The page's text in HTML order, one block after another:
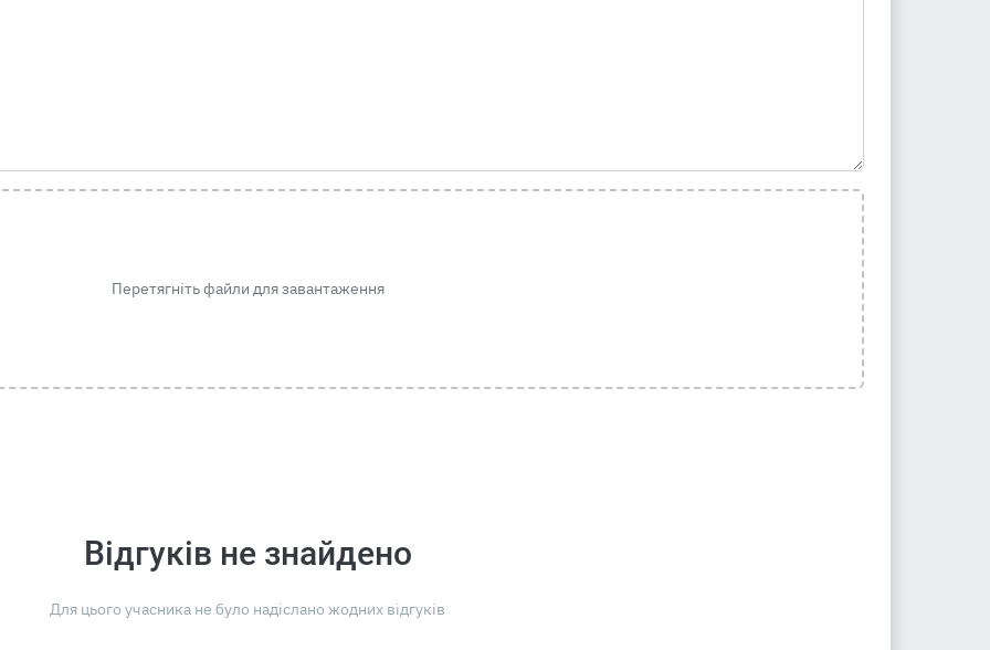
Перетягніть файли для завантаження
Відгуків не знайдено
Для цього учасника не було надіслано жодних відгуків